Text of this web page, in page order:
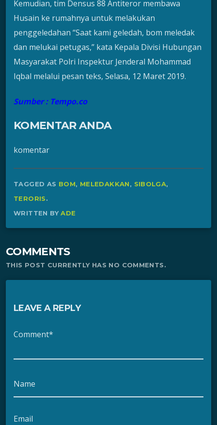
Kemudian, tim Densus 88 Antiteror membawa
Husain ke rumahnya untuk melakukan
penggeledahan “Saat kami geledah, bom meledak
dan melukai petugas,” kata Kepala Divisi Hubungan
Masyarakat Polri Inspektur Jenderal Mohammad
Iqbal melalui pesan teks, Selasa, 12 Maret 2019.
Sumber : Tempo.co
KOMENTAR ANDA
komentar
TAGGED AS BOM, MELEDAKKAN, SIBOLGA,
TERORIS.
WRITTEN BYADE
COMMENTS
THIS POST CURRENTLY HAS NO COMMENTS.
LEAVE A REPLY
Comment*
Name
Email